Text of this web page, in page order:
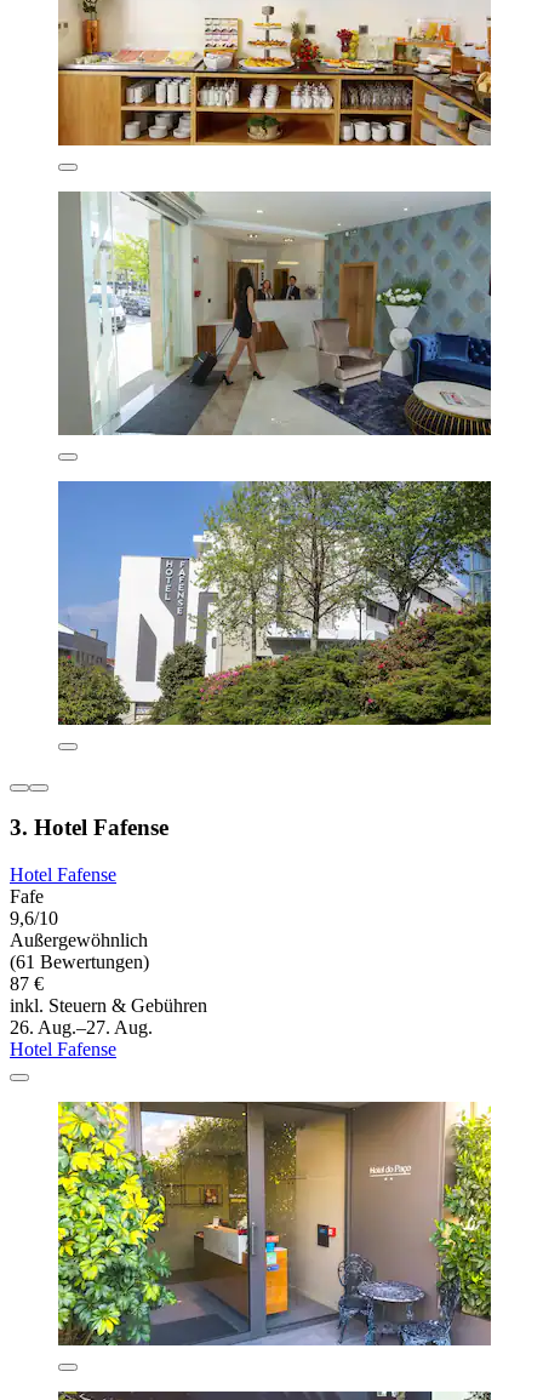
3. Hotel Fafense
Hotel Fafense
Fafe
9,6/10
Außergewöhnlich
(61 Bewertungen)
87 €
inkl. Steuern & Gebühren
26. Aug.–27. Aug.
Hotel Fafense